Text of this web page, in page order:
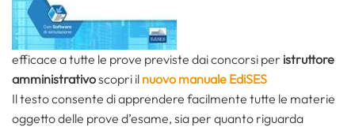
efficace a tutte le prove previste dai concorsi per istruttore
amministrativoscopri il nuovo manuale EdiSES
Il testo consente di apprendere facilmente tutte le materie
oggetto delle prove d’esame, sia per quanto riguarda